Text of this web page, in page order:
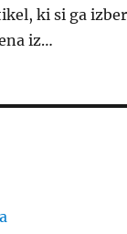
ki si ga
iz…